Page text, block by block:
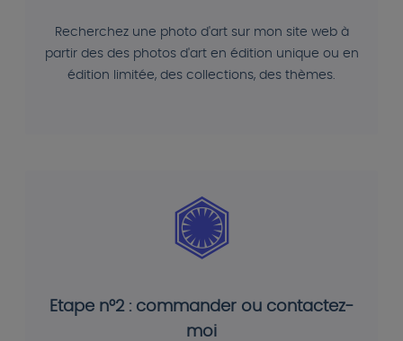
Recherchez une photo d'art sur mon site web à
partir des des photos d'art en édition unique ou en
édition limitée, des collections, des thèmes.
Etape n°2 : commander ou contactez-
moi